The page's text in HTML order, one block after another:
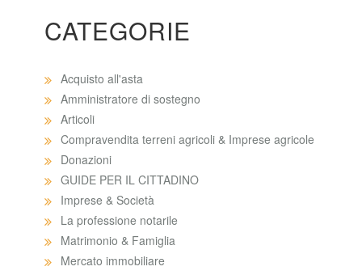
CATEGORIE
Acquisto all'asta
Amministratore di sostegno
Articoli
Compravendita terreni agricoli & Imprese agricole
Donazioni
GUIDE PER IL CITTADINO
Imprese & Società
La professione notarile
Matrimonio & Famiglia
Mercato immobiliare